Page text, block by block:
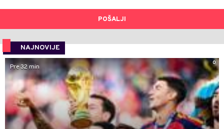
POŠALJI
NAJNOVIJE
0
Pre 32 min